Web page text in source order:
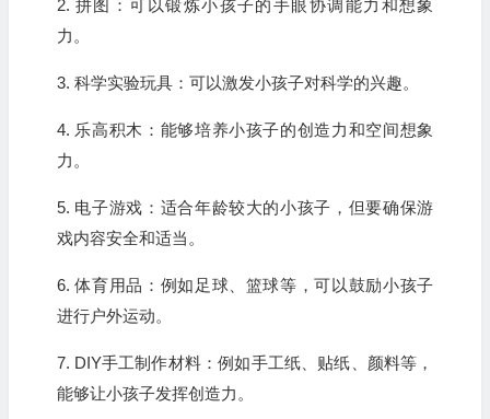
2. 拼图：可以锻炼小孩子的手眼协调能力和想象
力。
3. 科学实验玩具：可以激发小孩子对科学的兴趣。
4. 乐高积木：能够培养小孩子的创造力和空间想象
力。
5. 电子游戏：适合年龄较大的小孩子，但要确保游
戏内容安全和适当。
6. 体育用品：例如足球、篮球等，可以鼓励小孩子
进行户外运动。
7. DIY手工制作材料：例如手工纸、贴纸、颜料等，
能够让小孩子发挥创造力。